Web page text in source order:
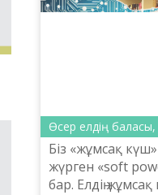
Өсер елдің
Біз «жұмсақ
жүрген «soft
бар. Елдің жұмсақ